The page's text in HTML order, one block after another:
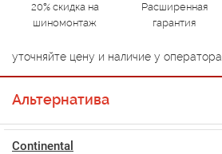
20% скидка на
шиномонтаж
Расширенная
гарантия
уточняйте цену и наличие у оператора
Альтернатива
Continental